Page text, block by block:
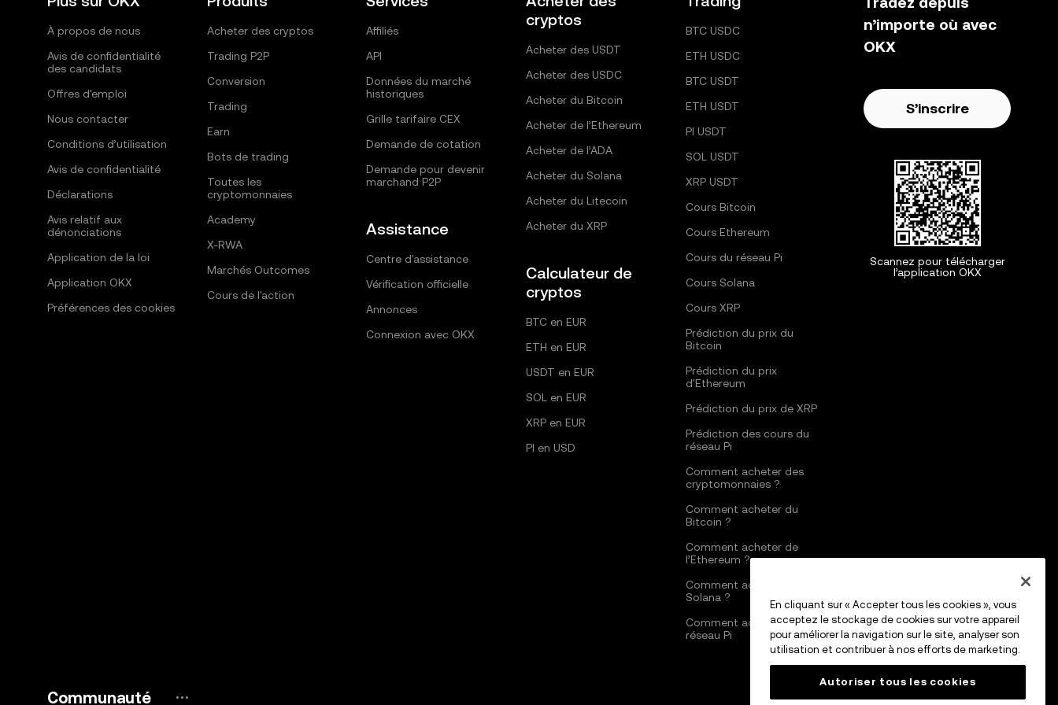
À propos de nous
Avis de confidentialité
des candidats
Offres d'emploi
Nous contacter
Conditions d’utilisation
Avis de confidentialité
Déclarations
Avis relatif aux
dénonciations
Application de la loi
Application OKX
Préférences des cookies
Acheter des cryptos
Trading P2P
Conversion
Trading
Earn
Bots de trading
Toutes les
cryptomonnaies
Academy
X-RWA
Marchés Outcomes
Cours de l'action
Affiliés
API
Données du marché
historiques
Grille tarifaire CEX
Demande de cotation
Demande pour devenir
marchand P2P
Assistance
Centre d'assistance
Vérification officielle
Annonces
Connexion avec OKX
cryptos
Acheter des USDT
Acheter des USDC
Acheter du Bitcoin
Acheter de l’Ethereum
Acheter de l’ADA
Acheter du Solana
Acheter du Litecoin
Acheter du XRP
Calculateur de
cryptos
BTC en EUR
ETH en EUR
USDT en EUR
SOL en EUR
XRP en EUR
PI en USD
BTC USDC
ETH USDC
BTC USDT
ETH USDT
PI USDT
SOL USDT
XRP USDT
Cours Bitcoin
Cours Ethereum
Cours du réseau Pi
Cours Solana
Cours XRP
Prédiction du prix du
Bitcoin
Prédiction du prix
d'Ethereum
Prédiction du prix de XRP
Prédiction des cours du
réseau Pi
Comment acheter des
cryptomonnaies ?
Comment acheter du
Bitcoin ?
Comment acheter de
l’Ethereum ?
Comment acheter du
Solana ?
Comment acheter du
réseau Pi
n’importe où avec
OKX
S’inscrire
Scannez pour télécharger
l’application OKX
Communauté
En cliquant sur « Accepter tous les cookies », vous
acceptez le stockage de cookies sur votre appareil
pour améliorer la navigation sur le site, analyser son
utilisation et contribuer à nos efforts de marketing.
Autoriser tous les cookies